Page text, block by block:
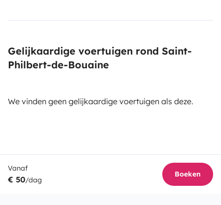
Gelijkaardige voertuigen rond Saint-
Philbert-de-Bouaine
We vinden geen gelijkaardige voertuigen als deze.
Vanaf
€ 50/dag
Boeken